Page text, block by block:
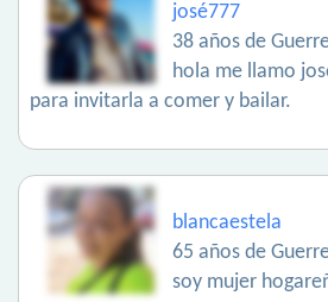
josé777
38 años de
hola me llamo
para invitarla a comer y bailar.
blancaestela
65 años de
soy mujer